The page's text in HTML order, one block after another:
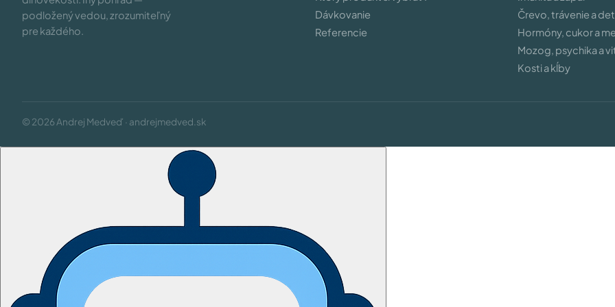
podložený vedou, zrozumiteľný
pre každého.
Dávkovanie
Referencie
Črevo, trávenie a
Hormóny, cukor a
Mozog, psychika a
Kosti a kĺby
© 2026 Andrej Medveď · andrejmedved.sk